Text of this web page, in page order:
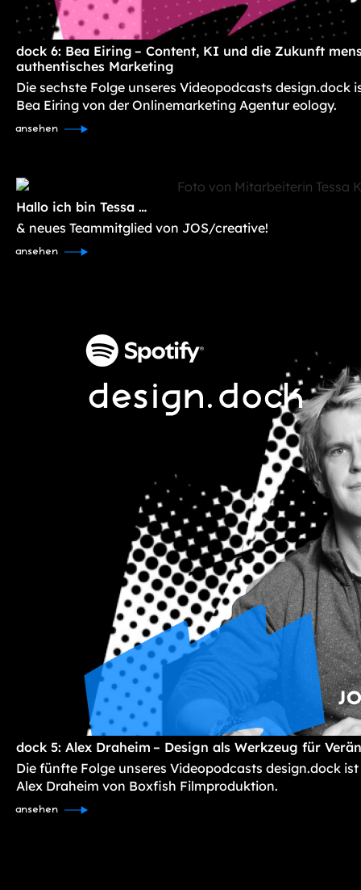
dock 6: Bea Eiring – Content, KI und die Zukunft
authentisches Marketing
Die sechste Folge unseres Videopodcasts design.dock
Bea Eiring von der Onlinemarketing Agentur eology.
ansehen
Hallo ich bin Tessa …
& neues Teammitglied von JOS/creative!
ansehen
dock 5: Alex Draheim – Design als Werkzeug für
Die fünfte Folge unseres Videopodcasts design.dock
Alex Draheim von Boxfish Filmproduktion.
ansehen